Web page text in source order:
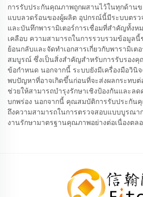
การรับประกันคุณภาพถูกผสานไว้ในทุกด้านข
แบบลวดร้อนของผู้ผลิต อุปกรณ์นี้มีระบบตร
และบันทึกพารามิเตอร์การเชื่อมที่สำคัญทั้งห
เคลือบ ความสามารถในการรวบรวมข้อมูล
ย้อนกลับและจัดทำเอกสารเกี่ยวกับพารามิเต
สมบูรณ์ ซึ่งเป็นสิ่งสำคัญสำหรับการรับรอง
ข้อกำหนด นอกจากนี้ ระบบยังมีเครื่องมือวินิ
พบปัญหาที่อาจเกิดขึ้นก่อนที่จะส่งผลกระทบ
ช่วยให้สามารถบำรุงรักษาเชิงป้องกันและลด
บกพร่อง นอกจากนี้ คุณสมบัติการรับประกัน
ถึงความสามารถในการตรวจสอบแบบบูรณา
งานรักษามาตรฐานคุณภาพอย่างต่อเนื่องตล